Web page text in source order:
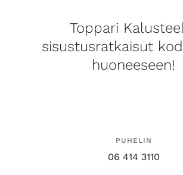
Toppari
sisustusratkaisut
huoneeseen!
PUHELIN
06 414 3110